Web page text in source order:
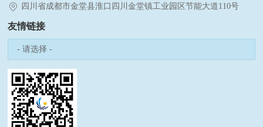
 四川省成都市金堂县淮口四川金堂镇工业园区节能大道110号
友情链接